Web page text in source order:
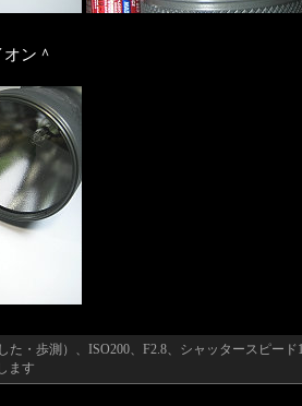
ン＾
た・歩測）、ISO200、F2.8、シャッタースピード
ます